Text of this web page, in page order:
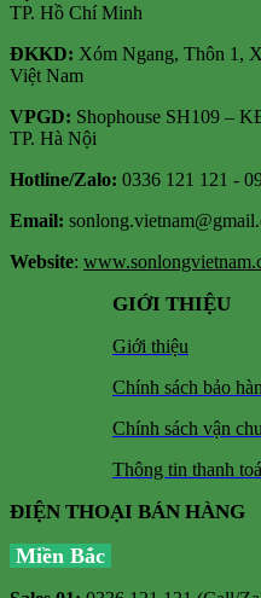
TP. Hồ Chí Minh
ĐKKD: Xóm Ngang, Thôn 1,
Việt Nam
VPGD: Shophouse SH109 –
TP. Hà Nội
Hotline/Zalo: 0336 121 121 -
Email:
Website:
GIỚI THIỆU
Giới thiệu
Chính sách bảo
Chính sách vận
Thông tin thanh
ĐIỆN THOẠI BÁN HÀNG
Miền Bắc